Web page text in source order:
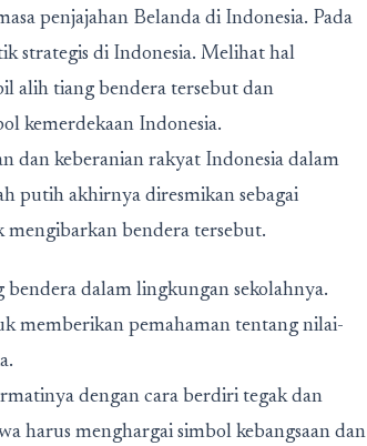
penjajahan Belanda di Indonesia. Pada
strategis di Indonesia. Melihat hal
alih tiang bendera tersebut dan
kemerdekaan Indonesia.
dan keberanian rakyat Indonesia dalam
putih akhirnya diresmikan sebagai
mengibarkan bendera tersebut.
dalam lingkungan sekolahnya.
memberikan pemahaman tentang nilai-
dengan cara berdiri tegak dan
harus menghargai simbol kebangsaan dan